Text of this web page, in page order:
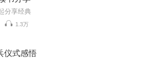
分享经典
1.3万
仪式感悟